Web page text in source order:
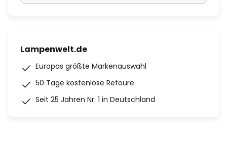
Lampenwelt.de
Europas größte Markenauswahl
50 Tage kostenlose Retoure
Seit 25 Jahren Nr. 1 in Deutschland